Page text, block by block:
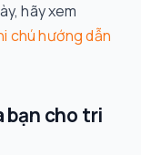
hãy xem
chú hướng dẫn
bạn cho tri